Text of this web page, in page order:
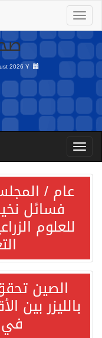
2026 Y
عام /
فسائل
للعلوم
الصين
بالليزر بين
في